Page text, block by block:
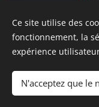
Créez votre site
Ce site utilise des
fonctionnement, la
expérience
N'acceptez que le